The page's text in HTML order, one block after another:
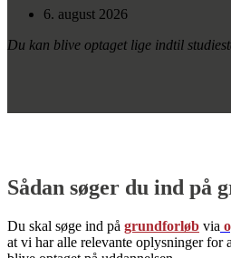
6. august 2026
Du kan blive optaget lige indtil
Sådan søger du ind på
Du skal søge ind på grundforløb via
at vi har alle relevante oplysninger for